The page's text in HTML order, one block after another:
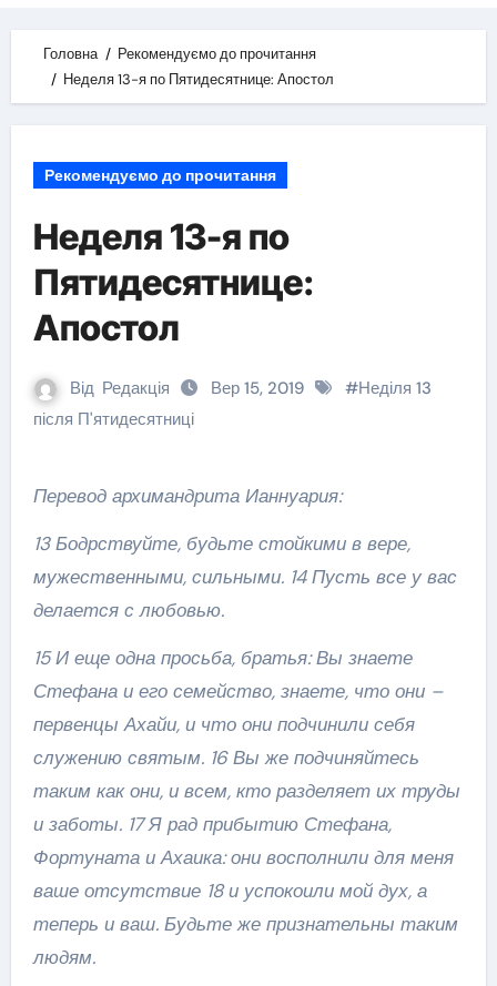
Головна
Рекомендуємо до прочитання
Неделя 13-я по Пятидесятнице: Апостол
Рекомендуємо до прочитання
Неделя 13-я по
Пятидесятнице:
Апостол
Від Редакція Вер 15, 2019 #Неділя 13
після П'ятидесятниці
Перевод архимандрита Ианнуария:
13 Бодрствуйте, будьте стойкими в вере,
мужественными, сильными. 14 Пусть все у вас
делается с любовью.
15 И еще одна просьба, братья: Вы знаете
Стефана и его семейство, знаете, что они –
первенцы Ахайи, и что они подчинили себя
служению святым. 16 Вы же подчиняйтесь
таким как они, и всем, кто разделяет их труды
и заботы. 17 Я рад прибытию Стефана,
Фортуната и Ахаика: они восполнили для меня
ваше отсутствие 18 и успокоили мой дух, а
теперь и ваш. Будьте же признательны таким
людям.